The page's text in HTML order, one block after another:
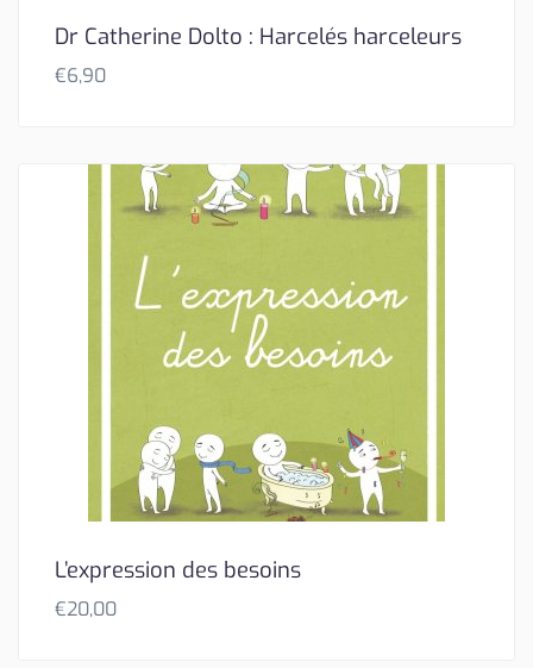
Dr Catherine Dolto : Harcelés harceleurs
€6,90
L’expression des besoins
€20,00